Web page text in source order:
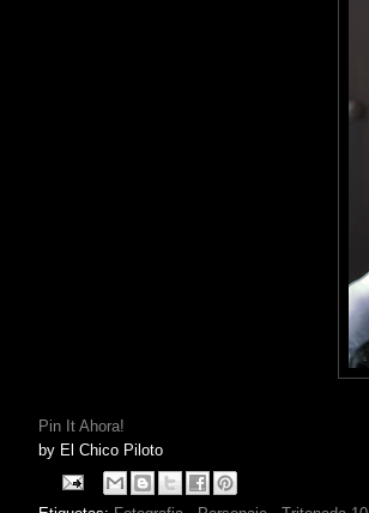
Pin It Ahora!
by El Chico Piloto